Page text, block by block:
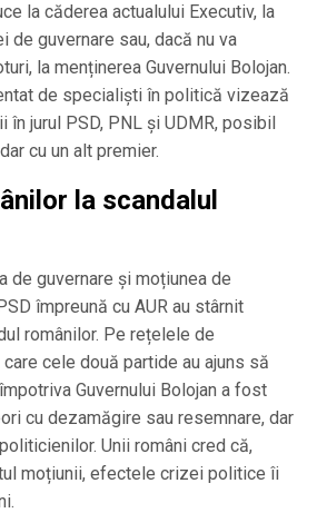
la căderea actualului Executiv, la
de guvernare sau, dacă nu va
la menținerea Guvernului Bolojan.
de specialiști în politică vizează
în jurul PSD, PNL și UDMR, posibil
cu un alt premier.
la scandalul
de guvernare și moțiunea de
împreună cu AUR au stârnit
românilor. Pe rețelele de
cele două partide au ajuns să
Guvernului Bolojan a fost
cu dezamăgire sau resemnare, dar
Unii români cred că,
moțiunii, efectele crizei politice îi